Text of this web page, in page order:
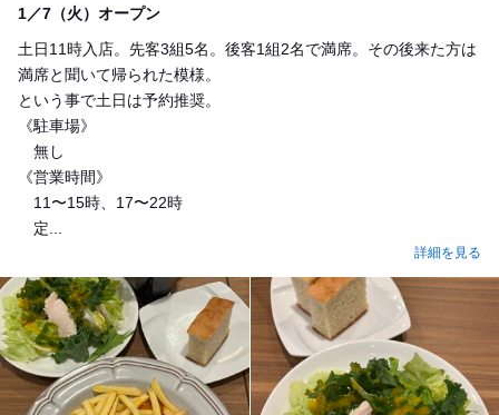
1／7（火）オープン
土日11時入店。先客3組5名。後客1組2名で満席。その後来た方は
満席と聞いて帰られた模様。
という事で土日は予約推奨。
《駐車場》
無し
《営業時間》
11〜15時、17〜22時
定...
詳細を見る